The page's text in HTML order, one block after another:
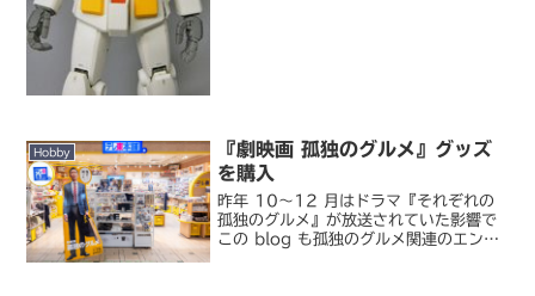
Hobby
『劇映画 孤独のグルメ』グッズ
を購入
昨年 10～12 月はドラマ『それぞれの
孤独のグルメ』が放送されていた影響で
この blog も孤独のグルメ関連のエント